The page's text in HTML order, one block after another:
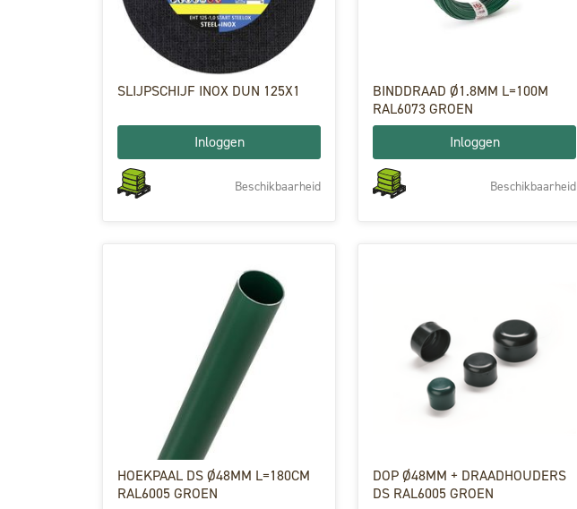
SLIJPSCHIJF INOX DUN 125X1
Inloggen
Beschikbaarheid
BINDDRAAD Ø1.8MM L=100M
RAL6073 GROEN
Inloggen
Beschikbaarheid
HOEKPAAL DS Ø48MM L=180CM
RAL6005 GROEN
DOP Ø48MM + DRAADHOUDERS
DS RAL6005 GROEN